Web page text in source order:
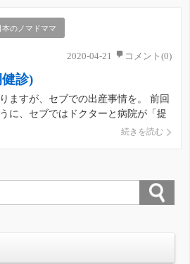
生が突然、もう今日産んじゃう？と軽
案してきた。 […]
本のノマドママ
2020-04-21 コメント(0)
診)
ますが、セブでの出産事情を。 前回
に、セブではドクターと病院が「提
いるという関係性であるため、ドクタ
続きを読む